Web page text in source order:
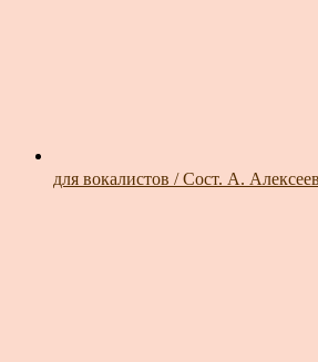
для вокалистов / Сост. А.